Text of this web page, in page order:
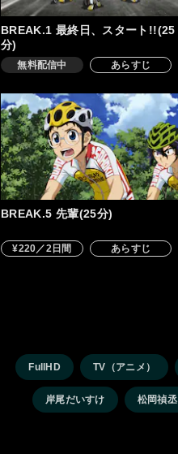
BREAK.1 最終日、スタート!!(25
分)
無料配信中 あらすじ
BREAK.5 先輩(25分)
¥220／2日間 あらすじ
FullHD TV（アニメ）
岸尾だいすけ 松岡禎丞